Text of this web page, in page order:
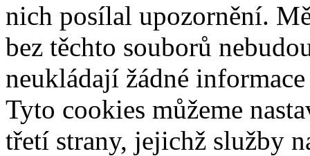
nich posílal upozornění.
bez těchto souborů
neukládají žádné
Tyto cookies můžeme
třetí strany, jejichž služby